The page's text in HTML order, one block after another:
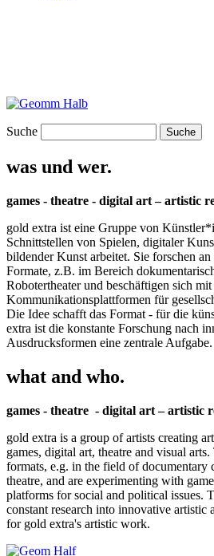
Suche
was und wer.
games - theatre - digital art – artistic
gold extra ist eine Gruppe von
Schnittstellen von Spielen, digitaler
bildender Kunst arbeitet. Sie forschen
Formate, z.B. im Bereich
Robotertheater und beschäftigen sich
Kommunikationsplattformen für
Die Idee schafft das Format - für die
extra ist die konstante Forschung nach
Ausdrucksformen eine zentrale Aufgabe.
what and who.
games - theatre - digital art – artistic
gold extra is a group of artists creating
games, digital art, theatre and visual
formats, e.g. in the field of documentary
theatre, and are experimenting with
platforms for social and political issues.
constant research into innovative artistic
for gold extra's artistic work.